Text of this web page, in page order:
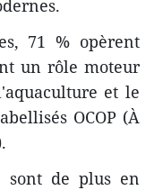
71 % opèrent
un rôle moteur
et le
OCOP (À
sont de plus en